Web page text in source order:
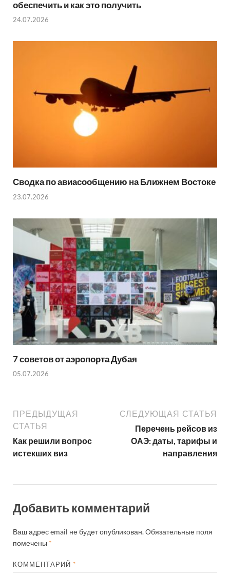
обеспечить и как это получить
24.07.2026
Сводка по авиасообщению на Ближнем Востоке
23.07.2026
7 советов от аэропорта Дубая
05.07.2026
ПРЕДЫДУЩАЯ
СТАТЬЯ
Как решили вопрос
истекших виз
СЛЕДУЮЩАЯ СТАТЬЯ
Перечень рейсов из
ОАЭ: даты, тарифы и
направления
Добавить комментарий
Ваш адрес email не будет опубликован.Обязательные поля
помечены *
КОММЕНТАРИЙ*